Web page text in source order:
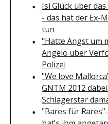
Isi Glück über
- das hat der Ex-
tun
"Hatte Angst um
Angelo über
Polizei
"We love
GNTM 2012
Schlagerstar
"Bares für